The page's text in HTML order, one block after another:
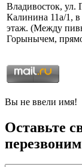
Владивосток, ул.
Калинина 11а/1,
этаж. (Между
Горынычем,
Вы не ввели имя!
Оставьте
перезвоним